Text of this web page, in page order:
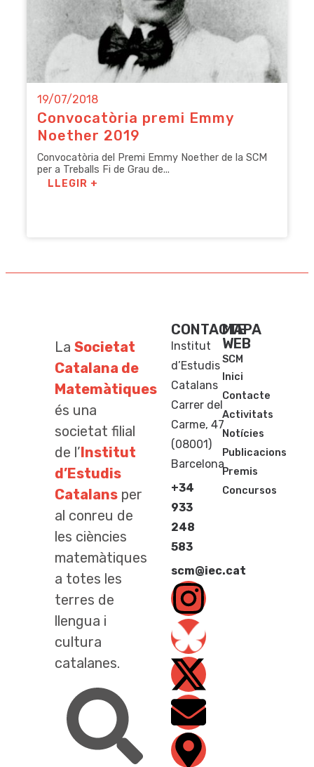
19/07/2018
Convocatòria premi Emmy
Noether 2019
Convocatòria del Premi Emmy Noether de la SCM
per a Treballs Fi de Grau de...
LLEGIR +
La Societat
Catalana de
Matemàtiques
és una
societat filial
de l’Institut
d’Estudis
Catalans per
al conreu de
les ciències
matemàtiques
a totes les
terres de
llengua i
cultura
catalanes.
CONTACTE
Institut
d’Estudis
Catalans
Carrer del
Carme, 47
(08001)
Barcelona
+34
933
248
583
scm@iec.cat
MAPA
WEB
SCM
Inici
Contacte
Activitats
Notícies
Publicacions
Premis
Concursos